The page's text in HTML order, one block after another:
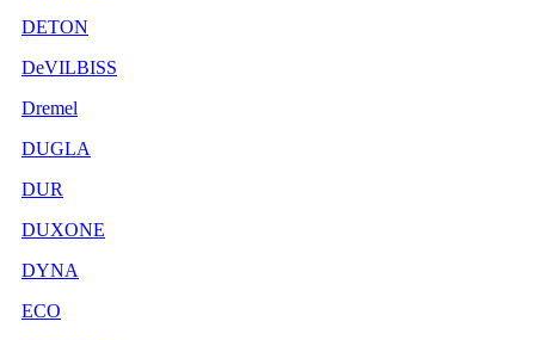
DETON
DeVILBISS
Dremel
DUGLA
DUR
DUXONE
DYNA
ECO